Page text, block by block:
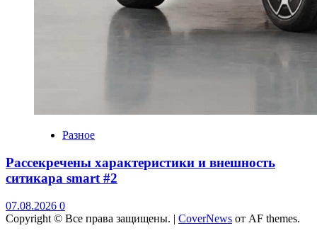
Разное
Рассекречены характеристики и внешность
ситикара smart #2
07.08.2026 0
Copyright © Все права защищены. | CoverNews от AF themes.